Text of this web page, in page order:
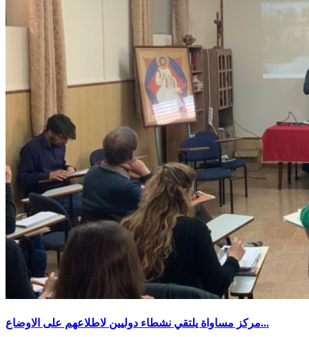
مركز مساواة يلتقي نشطاء دوليين لاطلاعهم على الاوضاع...